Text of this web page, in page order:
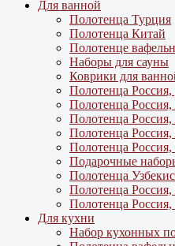
Для ванной
Полотенца Турция
Полотенца Китай
Полотенце
Наборы для сауны
Коврики для
Полотенца
Полотенца
Полотенца
Полотенца
Полотенца
Подарочные
Полотенца
Полотенца Россия,
Полотенца
Для кухни
Набор кухонных